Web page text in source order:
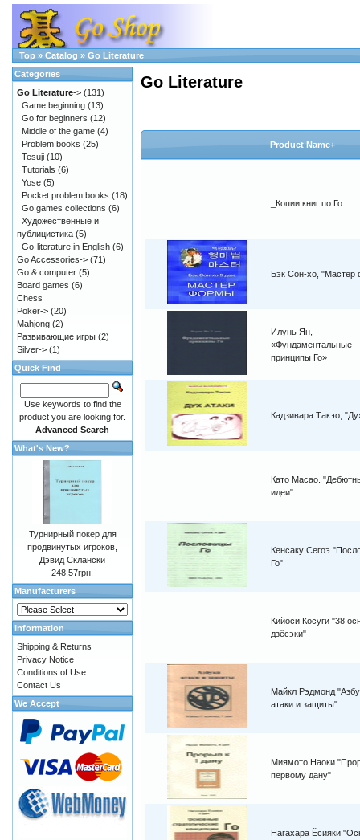
Top » Catalog » Go Literature
Go Literature
Product Name+
_Копии книг по Го
Бэк Сон-хо,
Илунь Ян,
«Фундаментальные
принципы Го»
Кадзивара Такэо,
Като Масао.
идеи"
Кенсаку Сегоэ
Го"
Кийоси Косуги "38
дзёсэки"
Майкл Рэдмонд
атаки и защиты"
Миямото Наоки
первому дану"
Нагахара Ёсияки
Categories
Go Literature-> (131)
Game beginning (13)
Go for beginners (12)
Middle of the game (4)
Problem books (25)
Tesuji (10)
Tutorials (6)
Yose (5)
Pocket problem books (18)
Go games collections (6)
Художественные и
публицистика (5)
Go-literature in English (6)
Go Accessories-> (71)
Go & computer (5)
Board games (6)
Chess
Poker-> (20)
Mahjong (2)
Развивающие игры (2)
Silver-> (1)
Quick Find
Use keywords to find the
product you are looking for.
Advanced Search
What's New?
Турнирный покер для
продвинутых игроков,
Дэвид Склански
248,57грн.
Manufacturers
Information
Shipping & Returns
Privacy Notice
Conditions of Use
Contact Us
We Accept